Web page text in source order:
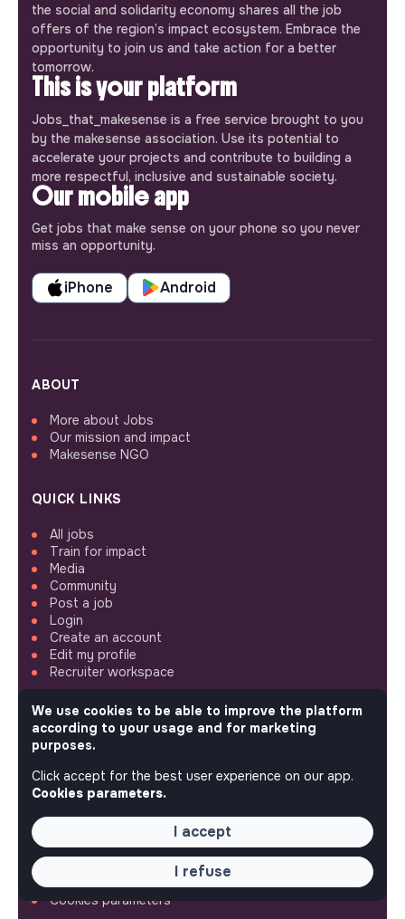
the social and solidarity economy shares all the job
offers of the region’s impact ecosystem. Embrace the
opportunity to join us and take action for a better
tomorrow.
This is your platform
Jobs_that_makesense is a free service brought to you
by the makesense association. Use its potential to
accelerate your projects and contribute to building a
more respectful, inclusive and sustainable society.
Our mobile app
Get jobs that make sense on your phone so you never
miss an opportunity.
iPhone Android
ABOUT
More about Jobs
Our mission and impact
Makesense NGO
QUICK LINKS
All jobs
Train for impact
Media
Community
Post a job
Login
Create an account
Edit my profile
Recruiter workspace
ASSISTANCE
Contact us
Frequently Asked Questions
Terms
SETTINGS
Languages or regions
Cookies parameters
We use cookies to be able to improve the platform
according to your usage and for marketing
purposes.
Click accept for the best user experience on our app.
Cookies parameters.
I accept
I refuse